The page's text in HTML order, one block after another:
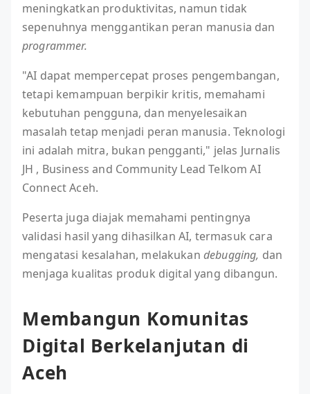
meningkatkan produktivitas, namun tidak
sepenuhnya menggantikan peran manusia dan
programmer.
"AI dapat mempercepat proses pengembangan,
tetapi kemampuan berpikir kritis, memahami
kebutuhan pengguna, dan menyelesaikan
masalah tetap menjadi peran manusia. Teknologi
ini adalah mitra, bukan pengganti," jelas Jurnalis
JH , Business and Community Lead Telkom AI
Connect Aceh.
Peserta juga diajak memahami pentingnya
validasi hasil yang dihasilkan AI, termasuk cara
mengatasi kesalahan, melakukan debugging, dan
menjaga kualitas produk digital yang dibangun.
Membangun Komunitas
Digital Berkelanjutan di
Aceh